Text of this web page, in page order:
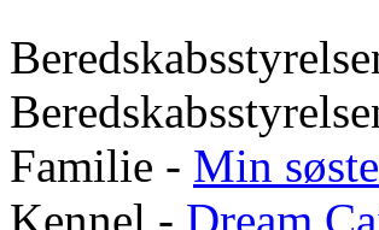
Familie - Min